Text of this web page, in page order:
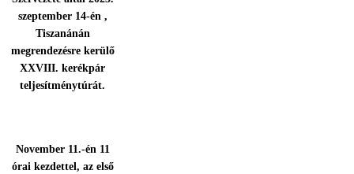
szeptember 14-én ,
Tiszanánán
megrendezésre kerülő
XXVIII. kerékpár
teljesítménytúrát.
November 11.-én 11
órai kezdettel, az első